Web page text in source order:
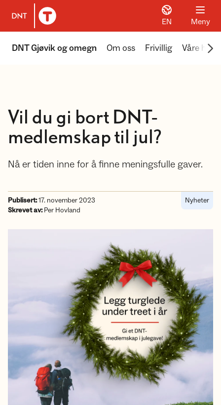
Til DNT.no forside
EN Meny
DNT Gjøvik og omegn Om oss Frivillig Våre
Vil du gi bort DNT-
medlemskap til jul?
Nå er tiden inne for å finne meningsfulle gaver.
Publisert:17. november 2023
Skrevet av:Per Hovland
Nyheter